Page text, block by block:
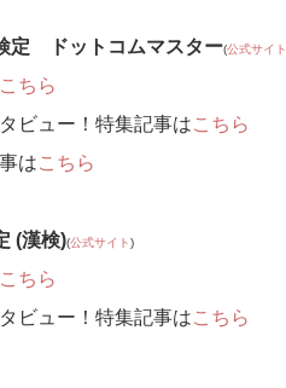
定 ドットコムマスター(公式サイト
こちら
ビュー！特集記事はこちら
はこちら
(漢検)(公式サイト)
こちら
ビュー！特集記事はこちら